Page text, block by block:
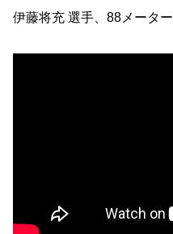
伊藤将充 選手、88メーター